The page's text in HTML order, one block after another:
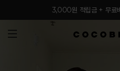
3,000원 적립금 + 무료